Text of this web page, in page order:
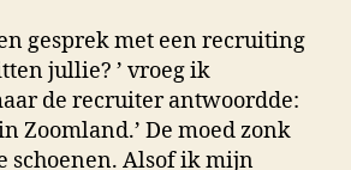
gesprek met een recruiting
jullie? ’ vroeg ik
de recruiter antwoordde:
Zoomland.’ De moed zonk
schoenen. Alsof ik mijn